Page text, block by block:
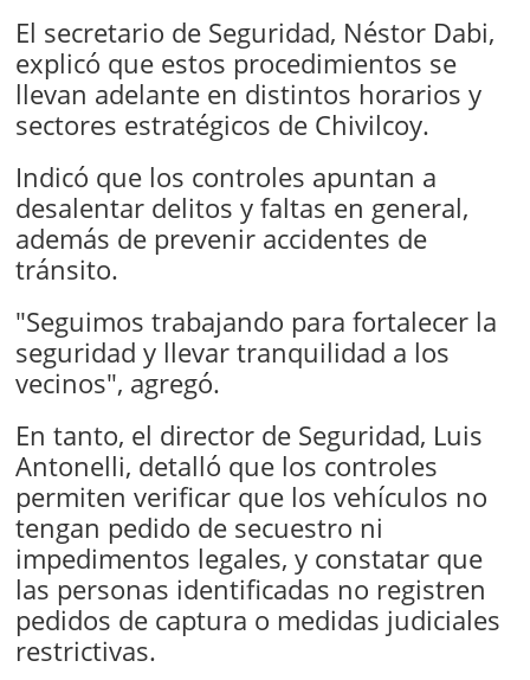
El secretario de Seguridad, Néstor Dabi,
explicó que estos procedimientos se
llevan adelante en distintos horarios y
sectores estratégicos de Chivilcoy.
Indicó que los controles apuntan a
desalentar delitos y faltas en general,
además de prevenir accidentes de
tránsito.
"Seguimos trabajando para fortalecer la
seguridad y llevar tranquilidad a los
vecinos", agregó.
En tanto, el director de Seguridad, Luis
Antonelli, detalló que los controles
permiten verificar que los vehículos no
tengan pedido de secuestro ni
impedimentos legales, y constatar que
las personas identificadas no registren
pedidos de captura o medidas judiciales
restrictivas.